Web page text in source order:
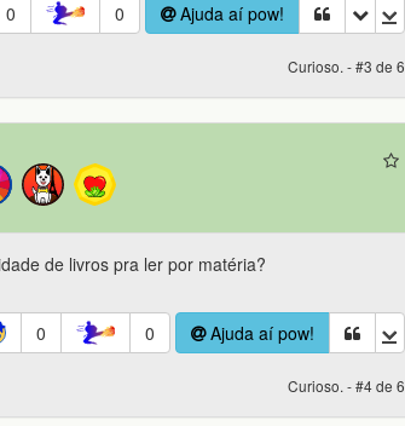
0 0 Ajuda aí pow!
Curioso. - #3 de 6
de livros pra ler por matéria?
0 0 Ajuda aí pow!
Curioso. - #4 de 6